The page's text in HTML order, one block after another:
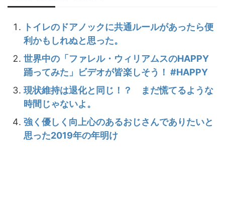
トイレのドアノックに共通ルールがあったら便
利かもしれぬと思った。
世界中の「ファレル・ウィリアムスのHAPPY
踊ってみた」ビデオが皆楽しそう！ #HAPPY
現状維持は退化と同じ！？ まだ慌てるような
時間じゃないよ。
強く優しく向上心のあるおじさんでありたいと
思った2019年の年明け